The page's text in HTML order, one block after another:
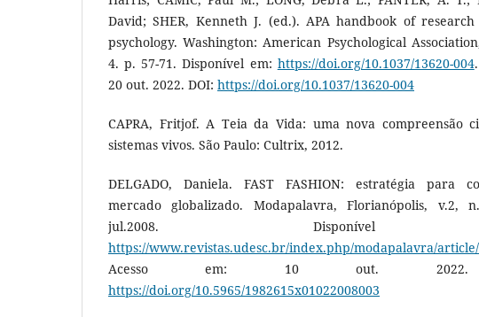
David; SHER, Kenneth J. (ed.). APA handbook of
psychology. Washington: American Psychological
4. p. 57-71. Disponível em: https://doi.org/10.1037/13620-004
20 out. 2022. DOI: https://doi.org/10.1037/13620-004
CAPRA, Fritjof. A Teia da Vida: uma nova compreensão
sistemas vivos. São Paulo: Cultrix, 2012.
DELGADO, Daniela. FAST FASHION: estratégia para
mercado globalizado. Modapalavra, Florianópolis, v.2,
jul.2008. Disponível
https://www.revistas.udesc.br/index.php/modapalavra/
Acesso em: 10 out. 2022.
https://doi.org/10.5965/1982615x01022008003